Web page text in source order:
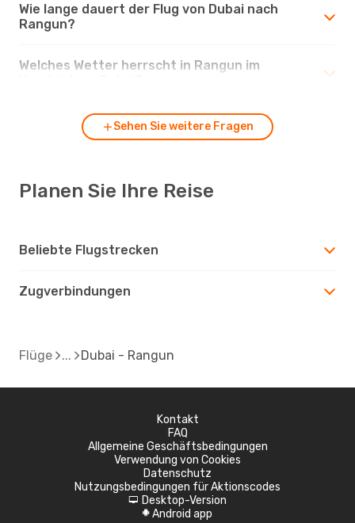
Wie lange dauert der Flug von Dubai nach
Rangun?
Welches Wetter herrscht in Rangun im
Sehen Sie weitere Fragen
Planen Sie Ihre Reise
Beliebte Flugstrecken
Zugverbindungen
Flüge Dubai - Rangun
Kontakt
FAQ
Allgemeine Geschäftsbedingungen
Verwendung von Cookies
Datenschutz
Nutzungsbedingungen für Aktionscodes
d Desktop-Version
A Android app